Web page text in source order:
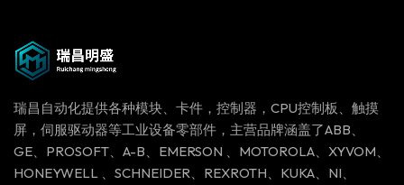
瑞昌自动化提供各种模块、卡件，控制器，CPU控制板、触摸
屏，伺服驱动器等工业设备零部件，主营品牌涵盖了ABB、
GE、PROSOFT、A-B、EMERSON 、MOTOROLA、XYVOM、
HONEYWELL 、SCHNEIDER、REXROTH、KUKA、NI、